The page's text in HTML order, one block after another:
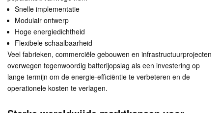
Snelle implementatie
Modulair ontwerp
Hoge energiedichtheid
Flexibele schaalbaarheid
Veel fabrieken, commerciële gebouwen en infrastructuurprojecten
overwegen tegenwoordig batterijopslag als een investering op
lange termijn om de energie-efficiëntie te verbeteren en de
operationele kosten te verlagen.